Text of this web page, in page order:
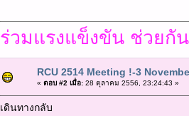
ร่วมแรงแข็งขัน ช่วย
RCU 2514 Meeting !-3
« ตอบ #2 เมื่อ:28 ตุลาคม 2556, 23:24:43 »
เดินทางกลับ